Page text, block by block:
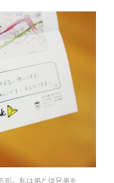
形。私は弟と従兄弟を